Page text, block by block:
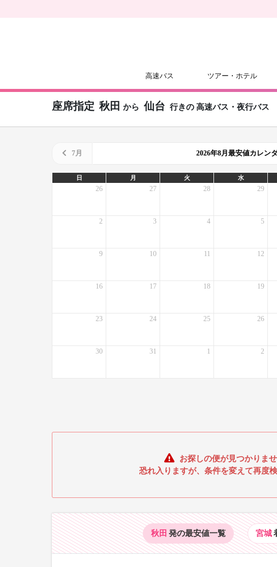
高速バス ツアー・ホテル
座席指定 秋田 から 仙台 行きの 高速バス・夜行バス
7月 2026年8月最安値カレン
日 月 火 水
26 27 28 29
2 3 4 5
9 10 11 12
16 17 18 19
23 24 25 26
30 31 1 2
お探しの便が見つかりませ
恐れ入りますが、条件を変えて再度
秋田 発の最安値一覧 宮城